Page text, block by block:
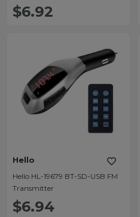
Transmitter
$6.92
Hello
Hello HL-19679 BT-SD-USB FM
Transmitter
$6.94